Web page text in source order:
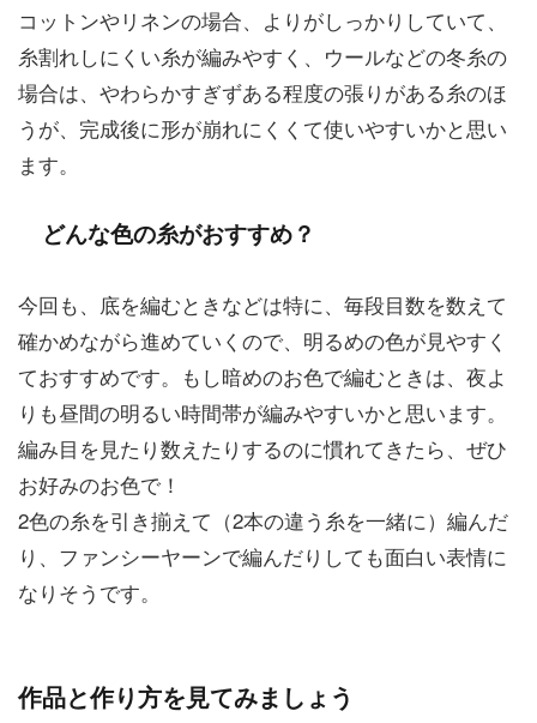
コットンやリネンの場合、よりがしっかりしていて、
糸割れしにくい糸が編みやすく、ウールなどの冬糸の
場合は、やわらかすぎずある程度の張りがある糸のほ
うが、完成後に形が崩れにくくて使いやすいかと思い
ます。
どんな色の糸がおすすめ？
今回も、底を編むときなどは特に、毎段目数を数えて
確かめながら進めていくので、明るめの色が見やすく
ておすすめです。もし暗めのお色で編むときは、夜よ
りも昼間の明るい時間帯が編みやすいかと思います。
編み目を見たり数えたりするのに慣れてきたら、ぜひ
お好みのお色で！
2色の糸を引き揃えて（2本の違う糸を一緒に）編んだ
り、ファンシーヤーンで編んだりしても面白い表情に
なりそうです。
作品と作り方を見てみましょう